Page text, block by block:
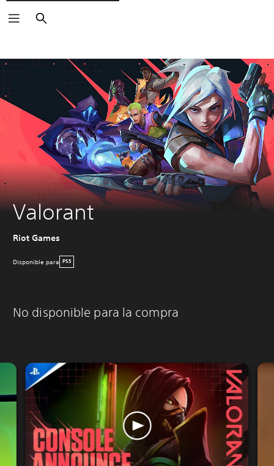
Buscar
Valorant
Riot Games
Disponible para PS5
No disponible para la compra